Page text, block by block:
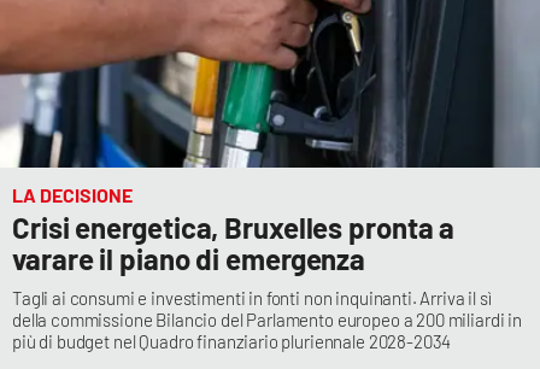
LA DECISIONE
Crisi energetica, Bruxelles pronta a
varare il piano di emergenza
Tagli ai consumi e investimenti in fonti non inquinanti. Arriva il sì
della commissione Bilancio del Parlamento europeo a 200 miliardi in
più di budget nel Quadro finanziario pluriennale 2028-2034